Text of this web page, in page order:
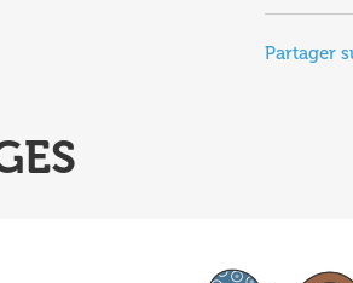
Partager